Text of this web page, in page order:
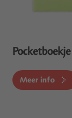
Pocketboekje
Meer info